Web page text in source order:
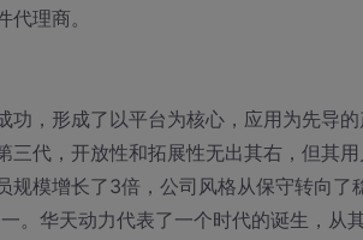
理商。
功，形成了以平台为核心，应用为先导的
三代，开放性和拓展性无出其右，但其用
规模增长了3倍，公司风格从保守转向了
。华天动力代表了一个时代的诞生，从